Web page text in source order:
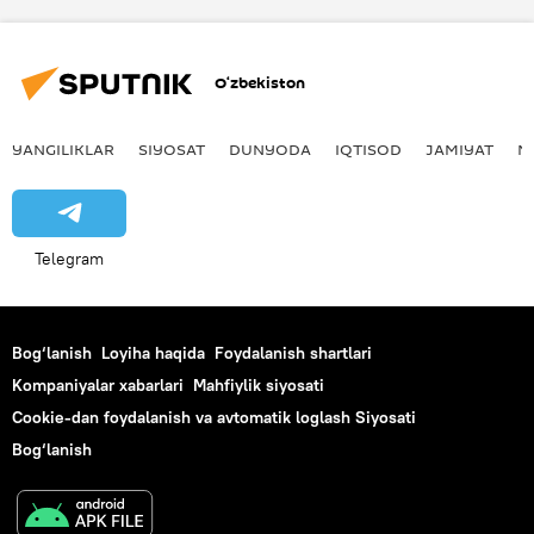
O‘zbekiston
YANGILIKLAR SIYOSAT DUNYODA IQTISOD JAMIYAT
Telegram
Bog‘lanish Loyiha haqida Foydalanish shartlari
Kompaniyalar xabarlari Mahfiylik siyosati
Cookie-dan foydalanish va avtomatik loglash Siyosati
Bog‘lanish